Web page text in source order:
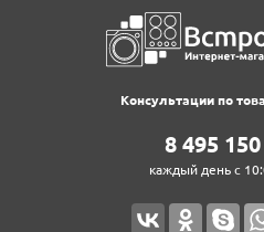
Консультации по
8‍ 4‍9‍5‍
каждый день с